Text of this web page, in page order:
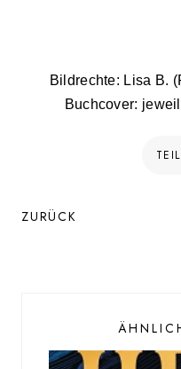
Bildrechte: Lisa B.
Buchcover:
ZURÜCK